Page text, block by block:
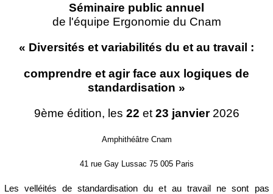
Séminaire public annuel
de l'équipe Ergonomie du Cnam
« Diversités et variabilités du et au travail :
comprendre et agir face aux logiques de
standardisation »
9ème édition, les 22 et 23 janvier2026
Amphithéâtre Cnam
41 rue Gay Lussac 75 005 Paris
Les velléités de standardisation du et au travail ne sont pas